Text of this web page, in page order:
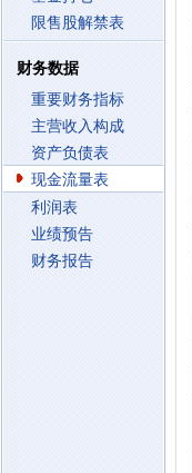
限售股解禁表
财务数据
重要财务指标
主营收入构成
资产负债表
现金流量表
利润表
业绩预告
财务报告